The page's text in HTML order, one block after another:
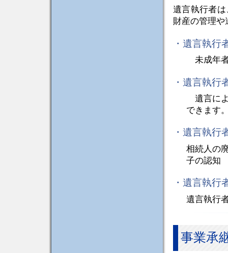
遺言執行者
財産の管理
・遺言執行
未成年
・遺言執行
遺言に
できます
・遺言執行
相続人の
子の認知
・遺言執行
遺言執行
事業承